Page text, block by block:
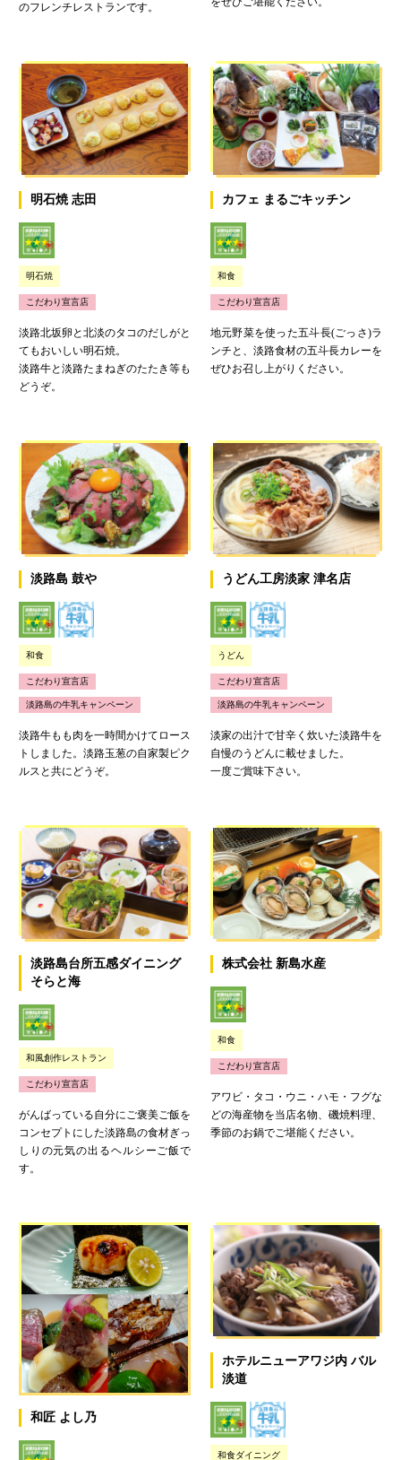
のフレンチレストランです。
明石焼 志田
明石焼
こだわり宣言店
淡路北坂卵と北淡のタコのだしがと
てもおいしい明石焼。
淡路牛と淡路たまねぎのたたき等も
どうぞ。
カフェ まるごキッチン
和食
こだわり宣言店
地元野菜を使った五斗長(ごっさ)ラ
ンチと、淡路食材の五斗長カレーを
ぜひお召し上がりください。
淡路島 鼓や
和食
こだわり宣言店
淡路島の牛乳キャンペーン
淡路牛もも肉を一時間かけてロース
トしました。淡路玉葱の自家製ピク
ルスと共にどうぞ。
うどん工房淡家 津名店
うどん
こだわり宣言店
淡路島の牛乳キャンペーン
淡家の出汁で甘辛く炊いた淡路牛を
自慢のうどんに載せました。
一度ご賞味下さい。
淡路島台所五感ダイニング
そらと海
和風創作レストラン
こだわり宣言店
がんばっている自分にご褒美ご飯を
コンセプトにした淡路島の食材ぎっ
しりの元気の出るヘルシーご飯で
す。
株式会社 新島水産
和食
こだわり宣言店
アワビ・タコ・ウニ・ハモ・フグな
どの海産物を当店名物、磯焼料理、
季節のお鍋でご堪能ください。
和匠 よし乃
ホテルニューアワジ内 バル
淡道
和食ダイニング